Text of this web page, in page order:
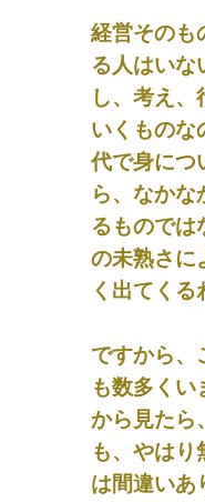
経営そのも
る人はいな
し、考え、
いくものな
代で身につ
ら、なかな
るものでは
の未熟さに
く出てくる
ですから、
も数多くい
から見たら
も、やはり
は間違いあ